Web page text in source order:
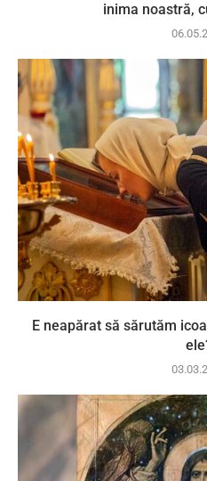
inima noastră,
E neapărat să sărutăm